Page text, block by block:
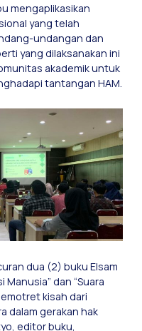
mengaplikasikan
yang telah
undangan dan
yang dilaksanakan ini
akademik untuk
tantangan HAM.
dua (2) buku Elsam
Manusia” dan “Suara
kisah dari
dalam gerakan hak
editor buku,